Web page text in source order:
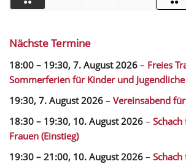
Nächste Termine
18:00 – 19:30, 7. August 2026 – Freies
Sommerferien für Kinder und Jugendliche
19:30, 7. August 2026 – Vereinsabend
18:30 – 19:30, 10. August 2026 –
Frauen (Einstieg)
19:30 – 21:00, 10. August 2026 –